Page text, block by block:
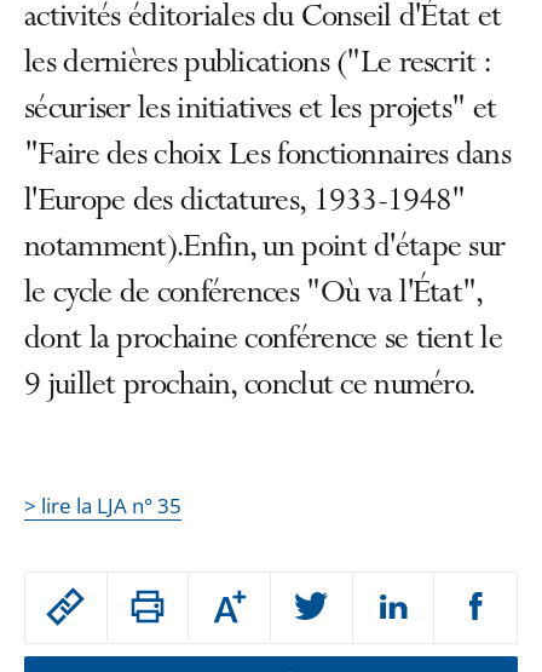
Passer
partage
Augmenter
ou
la
activités éditoriales du Conseil d'État et
les dernières publications ("Le rescrit :
sécuriser les initiatives et les projets" et
"Faire des choix Les fonctionnaires dans
l'Europe des dictatures, 1933-1948"
notamment).Enfin, un point d'étape sur
le cycle de conférences "Où va l'État",
dont la prochaine conférence se tient le
9 juillet prochain, conclut ce numéro.
> lire la LJA n° 35